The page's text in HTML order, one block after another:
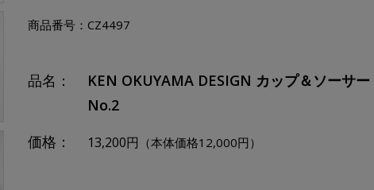
商品番号： CZ4497
品名：
KEN OKUYAMA DESIGN カップ＆ソーサ
No.2
価格：
13,200円 （本体価格12,000円）